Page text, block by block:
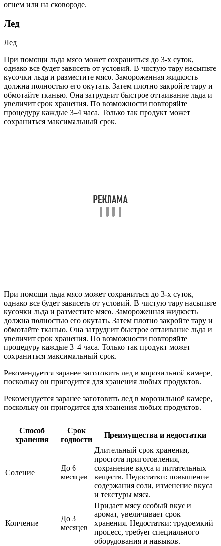
огнем или на сковороде.
Лед
Лед
При помощи льда мясо может сохраниться до 3-х суток,
однако все будет зависеть от условий. В чистую тару насыпьте
кусочки льда и разместите мясо. Замороженная жидкость
должна полностью его окутать. Затем плотно закройте тару и
обмотайте тканью. Она затруднит быстрое оттаивание льда и
увеличит срок хранения. По возможности повторяйте
процедуру каждые 3–4 часа. Только так продукт может
сохраниться максимальный срок.
При помощи льда мясо может сохраниться до 3-х суток,
однако все будет зависеть от условий. В чистую тару насыпьте
кусочки льда и разместите мясо. Замороженная жидкость
должна полностью его окутать. Затем плотно закройте тару и
обмотайте тканью. Она затруднит быстрое оттаивание льда и
увеличит срок хранения. По возможности повторяйте
процедуру каждые 3–4 часа. Только так продукт может
сохраниться максимальный срок.
Рекомендуется заранее заготовить лед в морозильной камере,
поскольку он пригодится для хранения любых продуктов.
Рекомендуется заранее заготовить лед в морозильной камере,
поскольку он пригодится для хранения любых продуктов.
Способ
хранения
Срок
годности
Преимущества и недостатки
Соление
До 6
месяцев
Длительный срок хранения,
простота приготовления,
сохранение вкуса и питательных
веществ. Недостатки: повышение
содержания соли, изменение вкуса
и текстуры мяса.
Копчение
До 3
месяцев
Придает мясу особый вкус и
аромат, увеличивает срок
хранения. Недостатки: трудоемкий
процесс, требует специального
оборудования и навыков.